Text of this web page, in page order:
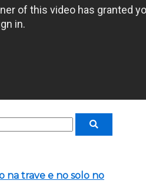
na trave e no solo no